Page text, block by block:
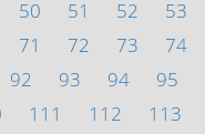
50 51 52 53
71 72 73 74
92 93 94 95
111 112 113